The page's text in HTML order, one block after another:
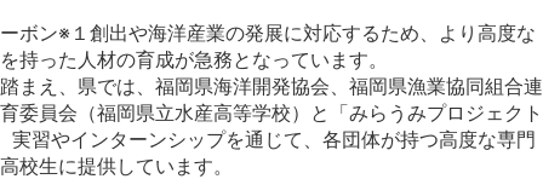
ボン※１ 創出や海洋産業の発展に対応するため、より高度な
持った人材の育成が急務となっています。
まえ、県では、福岡県海洋開発協会、福岡県漁業協同組合連
委員会（福岡県立水産高等学校）と「みらうみプロジェクト
実習やインターンシップを通じて、各団体が持つ高度な専門
校生に提供しています。